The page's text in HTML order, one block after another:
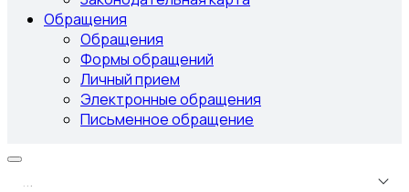
Обращения
Обращения
Формы обращений
Личный прием
Электронные обращения
Письменное обращение
...